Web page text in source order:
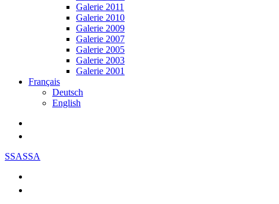
Galerie 2011
Galerie 2010
Galerie 2009
Galerie 2007
Galerie 2005
Galerie 2003
Galerie 2001
Français
Deutsch
English
SSASSA